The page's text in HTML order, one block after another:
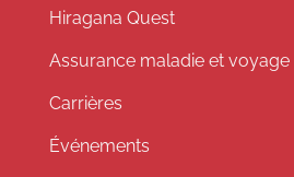
Hiragana Quest
Assurance maladie et voyage
Carrières
Événements